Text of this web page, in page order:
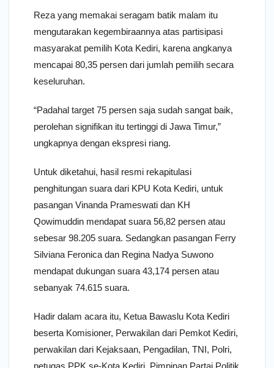
Reza yang memakai seragam batik malam itu
mengutarakan kegembiraannya atas partisipasi
masyarakat pemilih Kota Kediri, karena angkanya
mencapai 80,35 persen dari jumlah pemilih secara
keseluruhan.
“Padahal target 75 persen saja sudah sangat baik,
perolehan signifikan itu tertinggi di Jawa Timur,”
ungkapnya dengan ekspresi riang.
Untuk diketahui, hasil resmi rekapitulasi
penghitungan suara dari KPU Kota Kediri, untuk
pasangan Vinanda Prameswati dan KH
Qowimuddin mendapat suara 56,82 persen atau
sebesar 98.205 suara. Sedangkan pasangan Ferry
Silviana Feronica dan Regina Nadya Suwono
mendapat dukungan suara 43,174 persen atau
sebanyak 74.615 suara.
Hadir dalam acara itu, Ketua Bawaslu Kota Kediri
beserta Komisioner, Perwakilan dari Pemkot Kediri,
perwakilan dari Kejaksaan, Pengadilan, TNI, Polri,
petugas PPK se-Kota Kediri, Pimpinan Partai Politik